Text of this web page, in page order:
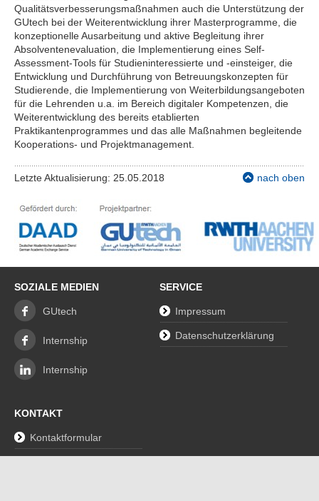
Qualitätsverbesserungsmaßnahmen auch die Unterstützung der
GUtech bei der Weiterentwicklung ihrer Masterprogramme, die
konzeptionelle Ausarbeitung und aktive Begleitung ihrer
Absolventenevaluation, die Implementierung eines Self-
Assessment-Tools für Studieninteressierte und -einsteiger, die
Entwicklung und Durchführung von Betreuungskonzepten für
Studierende, die Implementierung von Weiterbildungsangeboten
für die Lehrenden u.a. im Bereich digitaler Kompetenzen, die
Weiterentwicklung des bereits etablierten
Praktikantenprogrammes und das alle Maßnahmen begleitende
Kooperations- und Projektmanagement.
Letzte Aktualisierung: 25.05.2018 nach oben
SOZIALE MEDIEN
GUtech
Internship
Internship
SERVICE
Impressum
Datenschutzerklärung
KONTAKT
Kontaktformular